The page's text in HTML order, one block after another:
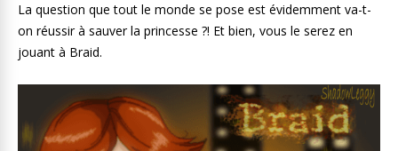
La question que tout le monde se pose est évidemment va-t-
on réussir à sauver la princesse ?! Et bien, vous le serez en
jouant à Braid.